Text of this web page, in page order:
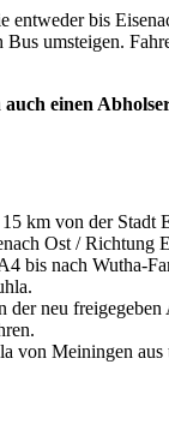
entweder bis
umsteigen.
einen
km von der Stadt
Ost / Richtung
bis nach Wutha-
neu
von Meiningen